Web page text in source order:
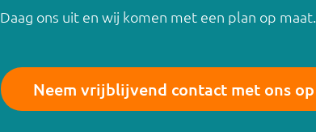
Daag ons uit en wij komen met een plan op maat.
Neem vrijblijvend contact met ons op